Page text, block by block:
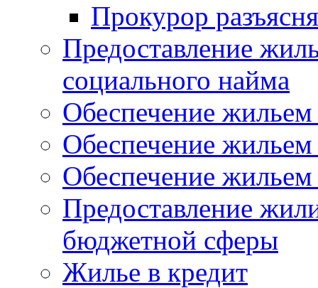
Прокурор
Предоставление
социального найма
Обеспечение
Обеспечение
Обеспечение жильем
Предоставление
бюджетной сферы
Жилье в кредит